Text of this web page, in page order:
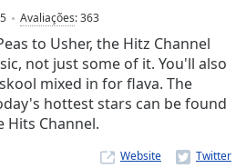
Avaliações:363
to Usher, the Hitz Channel
not just some of it. You'll also
mixed in for flava. The
hottest stars can be found
Hits Channel.
Website